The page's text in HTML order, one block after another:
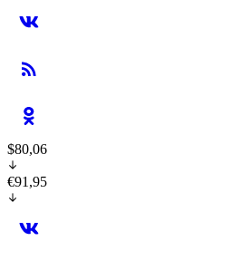
$80,06
€91,95